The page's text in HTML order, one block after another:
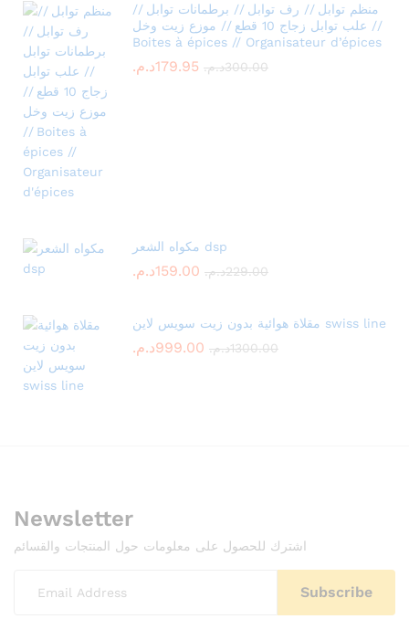
منظم توابل // رف توابل // برطمانات توابل //
علب توابل زجاج 10 قطع // موزع زيت وخل //
Boites à épices // Organisateur d’épices
179.95د.م. 300.00د.م.
مكواه الشعر dsp
159.00د.م. 229.00د.م.
مقلاة هوائية بدون زيت سويس لاين swiss line
999.00د.م. 1300.00د.م.
Newsletter
اشترك للحصول على معلومات حول المنتجات والقسائم